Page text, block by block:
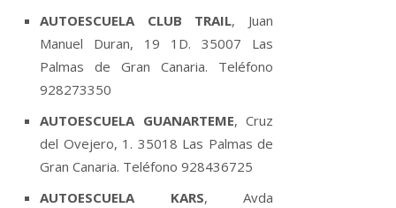
AUTOESCUELA CLUB TRAIL, Juan
Manuel Duran, 19 1D. 35007 Las
Palmas de Gran Canaria. Teléfono
928273350
AUTOESCUELA GUANARTEME, Cruz
del Ovejero, 1. 35018 Las Palmas de
Gran Canaria. Teléfono 928436725
AUTOESCUELA KARS, Avda